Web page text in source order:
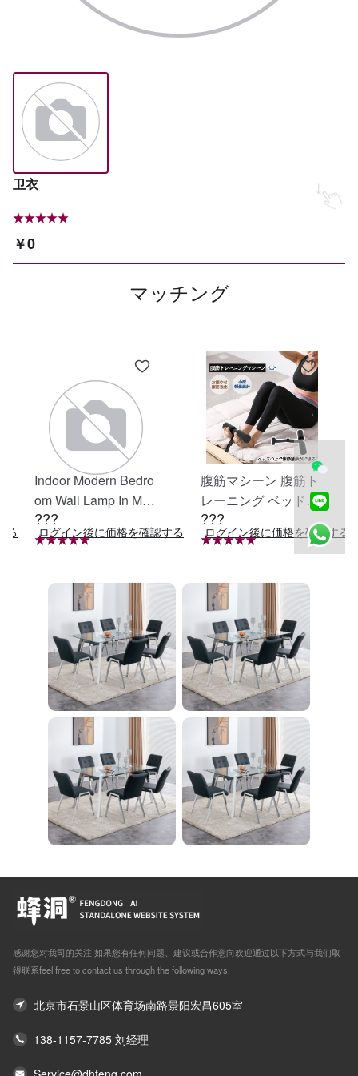
卫衣
￥0
マッチング
る
Indoor Modern Bedro
om Wall Lamp In Matt
e Black, Iron Clear Gl
ass Shade,4-Lights E
nity Light
???
ログイン後に価格を確認する
腹筋マシーン 腹筋ト
レーニング ベッド固
定 足固定 腹筋器具
腹筋マシン 足を押さ
える 足を押さえる ト
レーニング器具 エク
ササイズ ダイエット
旅行 自宅 WBGHS-0
1-R
???
ログイン後に価格を確認する
感谢您对我司的关注!如果您有任何问题、建议或合作意向欢迎通过以下方式与我们取
得联系feel free to contact us through the following ways:
北京市石景山区体育场南路景阳宏昌605室
138-1157-7785 刘经理